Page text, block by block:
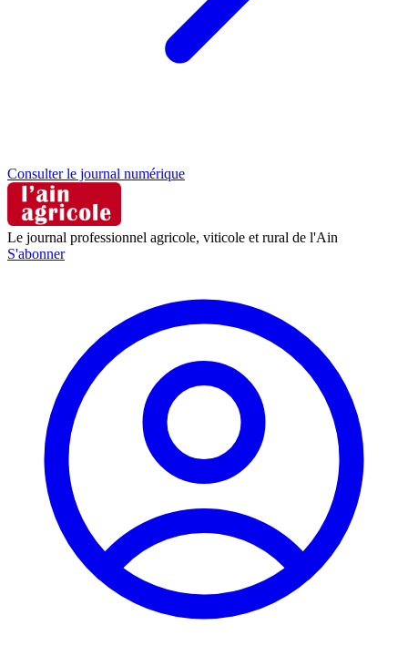
Consulter le journal numérique
Le journal professionnel agricole, viticole et rural de l'Ain
S'abonner